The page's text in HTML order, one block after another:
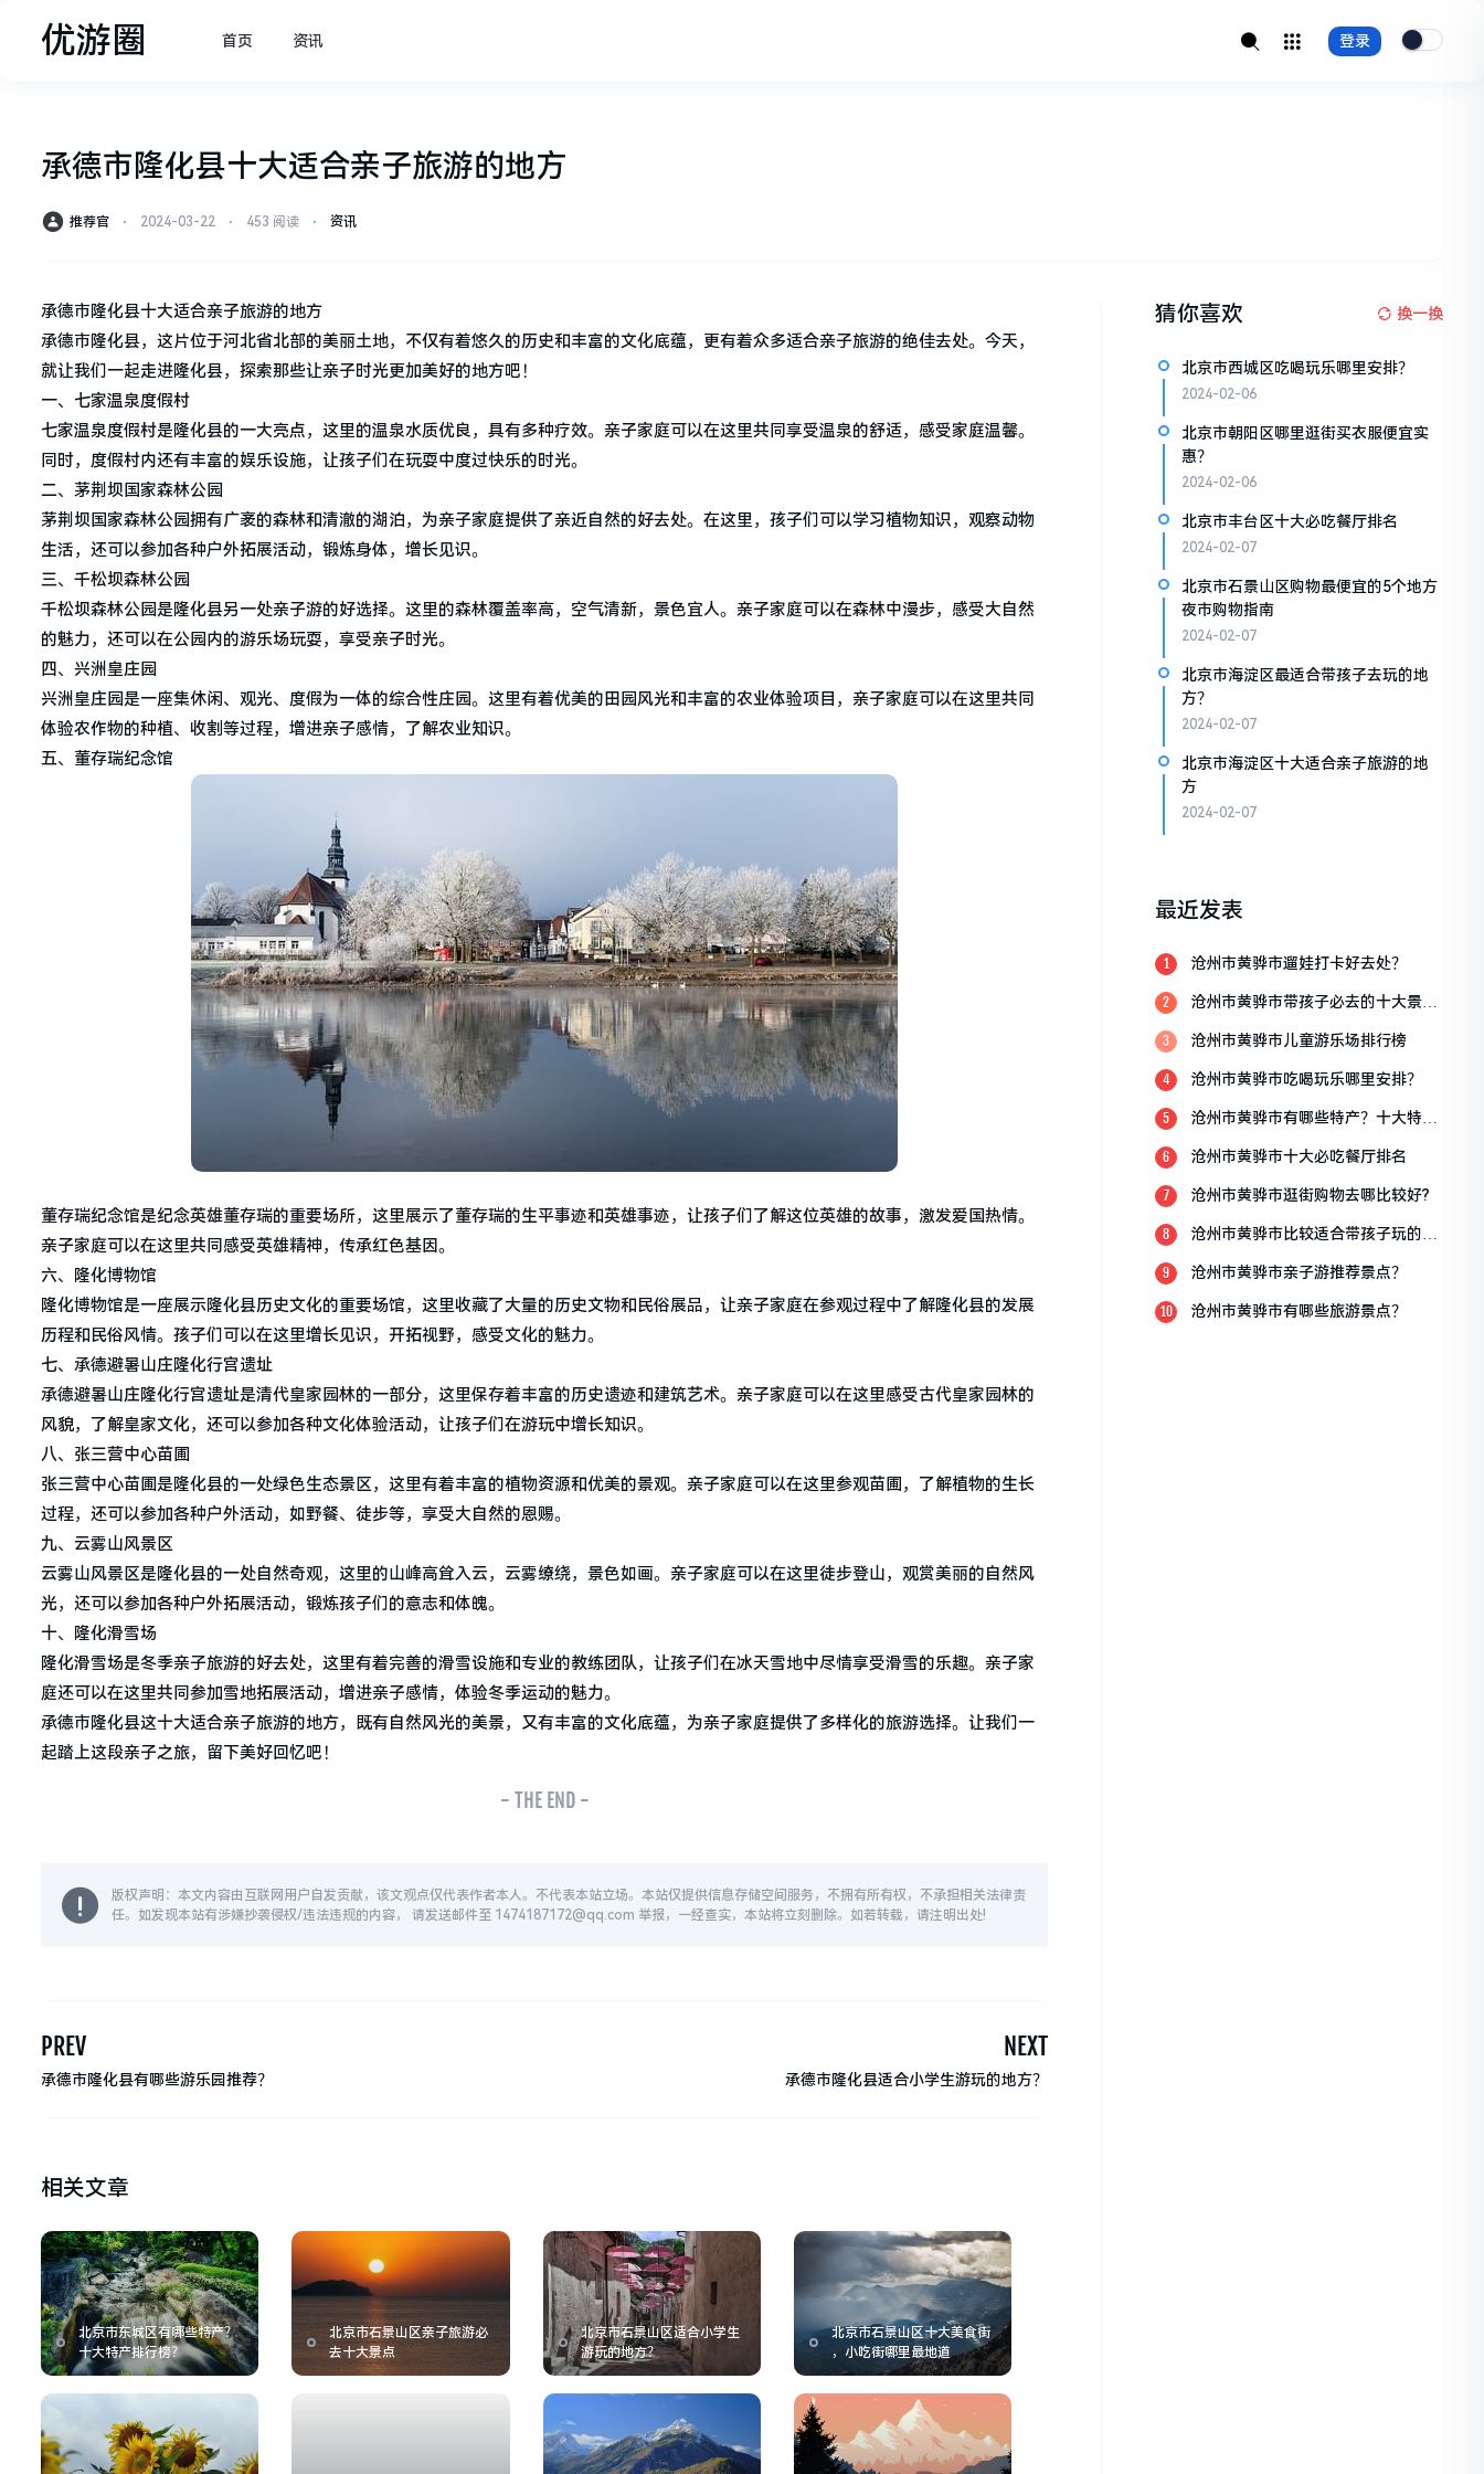
优游圈 首页 资讯 登录
承德市隆化县十大适合亲子旅游的地方
推荐官 ⋅ 2024-03-22 ⋅ 453 阅读 ⋅ 资讯
承德市隆化县十大适合亲子旅游的地方
承德市隆化县，这片位于河北省北部的美丽土地，不仅有着悠久的历史和丰富的文化底蕴，更有着众多适合亲子旅游的绝佳去处。今天，
就让我们一起走进隆化县，探索那些让亲子时光更加美好的地方吧！
一、七家温泉度假村
七家温泉度假村是隆化县的一大亮点，这里的温泉水质优良，具有多种疗效。亲子家庭可以在这里共同享受温泉的舒适，感受家庭温馨。
同时，度假村内还有丰富的娱乐设施，让孩子们在玩耍中度过快乐的时光。
二、茅荆坝国家森林公园
茅荆坝国家森林公园拥有广袤的森林和清澈的湖泊，为亲子家庭提供了亲近自然的好去处。在这里，孩子们可以学习植物知识，观察动物
生活，还可以参加各种户外拓展活动，锻炼身体，增长见识。
三、千松坝森林公园
千松坝森林公园是隆化县另一处亲子游的好选择。这里的森林覆盖率高，空气清新，景色宜人。亲子家庭可以在森林中漫步，感受大自然
的魅力，还可以在公园内的游乐场玩耍，享受亲子时光。
四、兴洲皇庄园
兴洲皇庄园是一座集休闲、观光、度假为一体的综合性庄园。这里有着优美的田园风光和丰富的农业体验项目，亲子家庭可以在这里共同
体验农作物的种植、收割等过程，增进亲子感情，了解农业知识。
五、董存瑞纪念馆
董存瑞纪念馆是纪念英雄董存瑞的重要场所，这里展示了董存瑞的生平事迹和英雄事迹，让孩子们了解这位英雄的故事，激发爱国热情。
亲子家庭可以在这里共同感受英雄精神，传承红色基因。
六、隆化博物馆
隆化博物馆是一座展示隆化县历史文化的重要场馆，这里收藏了大量的历史文物和民俗展品，让亲子家庭在参观过程中了解隆化县的发展
历程和民俗风情。孩子们可以在这里增长见识，开拓视野，感受文化的魅力。
七、承德避暑山庄隆化行宫遗址
承德避暑山庄隆化行宫遗址是清代皇家园林的一部分，这里保存着丰富的历史遗迹和建筑艺术。亲子家庭可以在这里感受古代皇家园林的
风貌，了解皇家文化，还可以参加各种文化体验活动，让孩子们在游玩中增长知识。
八、张三营中心苗圃
张三营中心苗圃是隆化县的一处绿色生态景区，这里有着丰富的植物资源和优美的景观。亲子家庭可以在这里参观苗圃，了解植物的生长
过程，还可以参加各种户外活动，如野餐、徒步等，享受大自然的恩赐。
九、云雾山风景区
云雾山风景区是隆化县的一处自然奇观，这里的山峰高耸入云，云雾缭绕，景色如画。亲子家庭可以在这里徒步登山，观赏美丽的自然风
光，还可以参加各种户外拓展活动，锻炼孩子们的意志和体魄。
十、隆化滑雪场
隆化滑雪场是冬季亲子旅游的好去处，这里有着完善的滑雪设施和专业的教练团队，让孩子们在冰天雪地中尽情享受滑雪的乐趣。亲子家
庭还可以在这里共同参加雪地拓展活动，增进亲子感情，体验冬季运动的魅力。
承德市隆化县这十大适合亲子旅游的地方，既有自然风光的美景，又有丰富的文化底蕴，为亲子家庭提供了多样化的旅游选择。让我们一
起踏上这段亲子之旅，留下美好回忆吧！
- THE END -
版权声明：本文内容由互联网用户自发贡献，该文观点仅代表作者本人。不代表本站立场。本站仅提供信息存储空间服务，不拥有所有权，不承担相关法律责
任。如发现本站有涉嫌抄袭侵权/违法违规的内容， 请发送邮件至 1474187172@qq.com 举报，一经查实，本站将立刻删除。如若转载，请注明出处!
PREV
承德市隆化县有哪些游乐园推荐？
NEXT
承德市隆化县适合小学生游玩的地方？
相关文章
北京市东城区有哪些特产？
十大特产排行榜？
北京市石景山区亲子旅游必
去十大景点
北京市石景山区适合小学生
游玩的地方？
北京市石景山区十大美食街
，小吃街哪里最地道
猜你喜欢 换一换
北京市西城区吃喝玩乐哪里安排？
2024-02-06
北京市朝阳区哪里逛街买衣服便宜实
惠？
2024-02-06
北京市丰台区十大必吃餐厅排名
2024-02-07
北京市石景山区购物最便宜的5个地方
夜市购物指南
2024-02-07
北京市海淀区最适合带孩子去玩的地
方？
2024-02-07
北京市海淀区十大适合亲子旅游的地
方
2024-02-07
最近发表
1 沧州市黄骅市遛娃打卡好去处？
2
沧州市黄骅市带孩子必去的十大景
3 沧州市黄骅市儿童游乐场排行榜
4 沧州市黄骅市吃喝玩乐哪里安排？
5
沧州市黄骅市有哪些特产？十大特产
6 沧州市黄骅市十大必吃餐厅排名
7 沧州市黄骅市逛街购物去哪比较好?
8
沧州市黄骅市比较适合带孩子玩的地
9 沧州市黄骅市亲子游推荐景点？
10 沧州市黄骅市有哪些旅游景点？